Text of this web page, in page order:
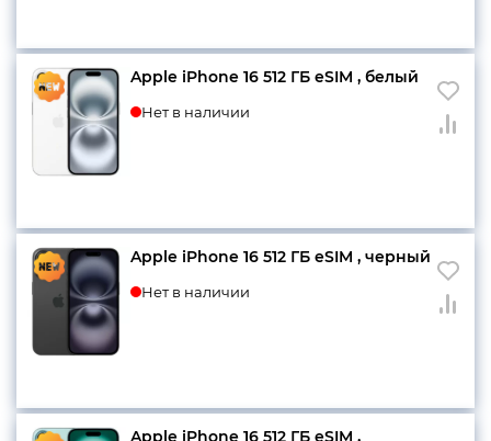
Apple iPhone 16 512 ГБ eSIM , белый
Нет в наличии
Apple iPhone 16 512 ГБ eSIM , черный
Нет в наличии
Apple iPhone 16 512 ГБ eSIM ,